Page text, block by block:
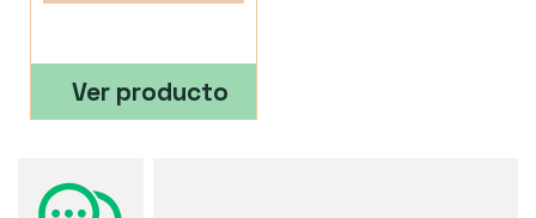
Ver producto